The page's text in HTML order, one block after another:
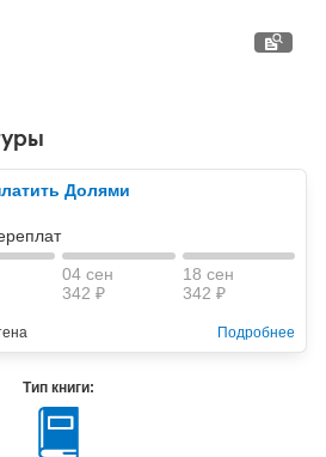
гипноз и НЛП
психоанализ
Долями
04 сен
342 ₽
18 сен
342 ₽
Подробнее
Тип книги: